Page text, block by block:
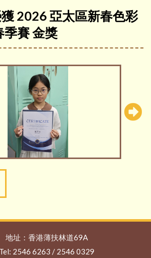
2026 亞太區新春色彩
季賽 金獎
地址：香港薄扶林道69A
Tel: 2546 6263 / 2546 0329